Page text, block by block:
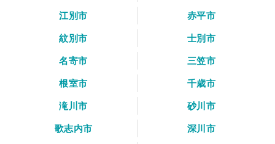
江別市
赤平市
紋別市
士別市
名寄市
三笠市
根室市
千歳市
滝川市
砂川市
歌志内市
深川市